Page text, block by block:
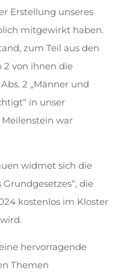
Erstellung unseres
mitgewirkt haben.
zum Teil aus den
2 von ihnen die
2 „Männer und
in unser
war
widmet sich die
die
kostenlos im Kloster
hervorragende
Themen